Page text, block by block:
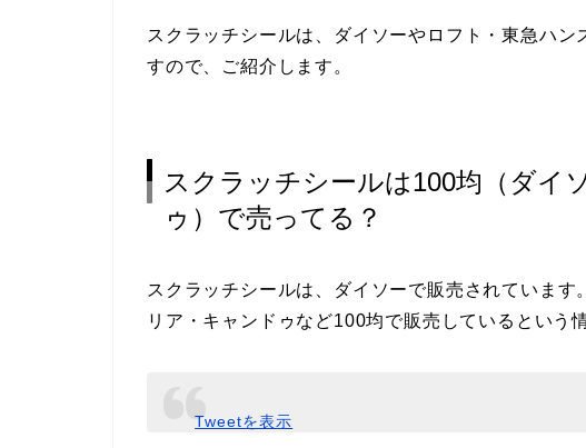
スクラッチシールは、ダイソーやロフト・東急ハン
すので、ご紹介します。
スクラッチシールは100均（ダイ
ゥ）で売ってる？
スクラッチシールは、ダイソーで販売されていま
リア・キャンドゥなど100均で販売しているという
Tweetを表示